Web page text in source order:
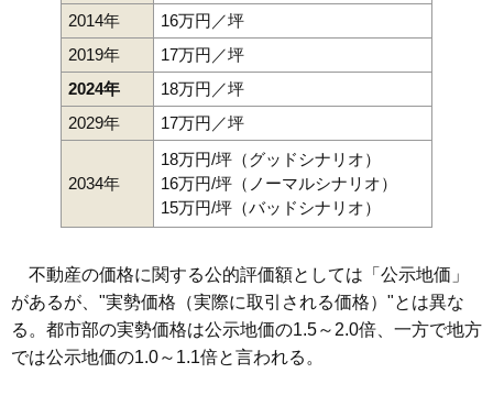
2014年
16万円／坪
2019年
17万円／坪
2024年
18万円／坪
2029年
17万円／坪
2034年
18万円/坪（グッドシナリオ）
16万円/坪（ノーマルシナリオ）
15万円/坪（バッドシナリオ）
不動産の価格に関する公的評価額としては「公示地価」
があるが、"実勢価格（実際に取引される価格）"とは異な
る。都市部の実勢価格は公示地価の1.5～2.0倍、一方で地方
では公示地価の1.0～1.1倍と言われる。